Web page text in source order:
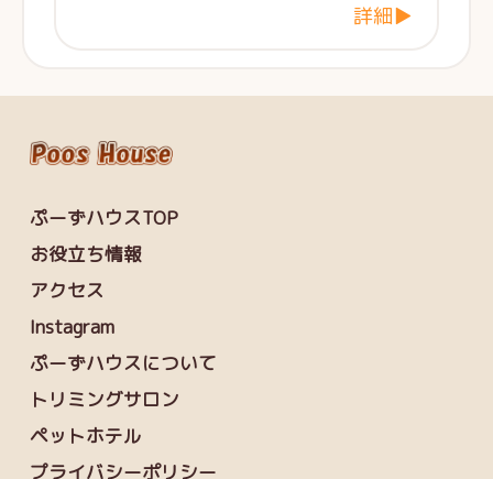
詳細▶
ぷーずハウスTOP
お役立ち情報
アクセス
Instagram
ぷーずハウスについて
トリミングサロン
ペットホテル
プライバシーポリシー